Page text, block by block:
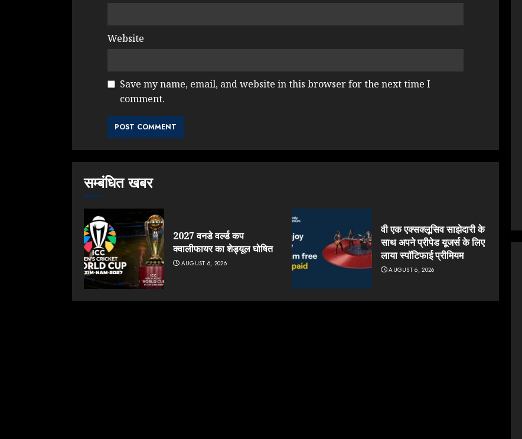
Website
Save my name, email, and website in this browser for the next time I
comment.
सम्बंधित खबर
2027 वनडे वर्ल्ड कप
क्वालीफायर का शेड्यूल घोषित
AUGUST 6, 2026
वी एक एक्सक्लूसिव साझेदारी के
साथ अपने प्रीपेड यूजर्स के लिए
लाया स्पॉटिफाई प्रीमियम
AUGUST 6, 2026